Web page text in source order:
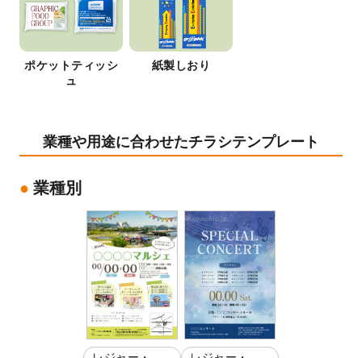
ポケットティッシ
ュ
紙製しおり
業種や用途に合わせたチラシテンプレート
業種別